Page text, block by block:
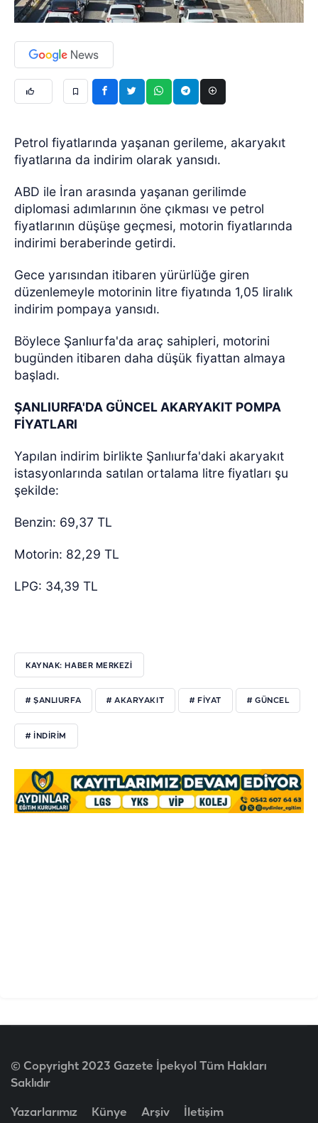
Petrol fiyatlarında yaşanan gerileme, akaryakıt
fiyatlarına da indirim olarak yansıdı.
ABD ile İran arasında yaşanan gerilimde
diplomasi adımlarının öne çıkması ve petrol
fiyatlarının düşüşe geçmesi, motorin fiyatlarında
indirimi beraberinde getirdi.
Gece yarısından itibaren yürürlüğe giren
düzenlemeyle motorinin litre fiyatında 1,05 liralık
indirim pompaya yansıdı.
Böylece Şanlıurfa'da araç sahipleri, motorini
bugünden itibaren daha düşük fiyattan almaya
başladı.
ŞANLIURFA'DA GÜNCEL AKARYAKIT POMPA
FİYATLARI
Yapılan indirim birlikte Şanlıurfa'daki akaryakıt
istasyonlarında satılan ortalama litre fiyatları şu
şekilde:
Benzin: 69,37 TL
Motorin: 82,29 TL
LPG: 34,39 TL
KAYNAK: HABER MERKEZİ
# ŞANLIURFA # AKARYAKIT # FİYAT # GÜNCEL
# İNDİRİM
© Copyright 2023 Gazete İpekyol Tüm Hakları
Saklıdır
Yazarlarımız Künye Arşiv İletişim